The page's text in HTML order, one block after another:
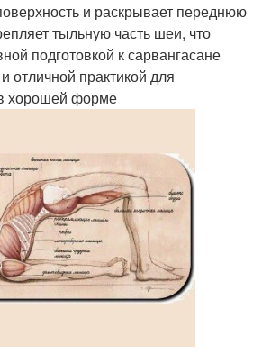
и раскрывает переднюю
тыльную часть шеи, что
подготовкой к сарвангасане
отличной практикой для
хорошей форме